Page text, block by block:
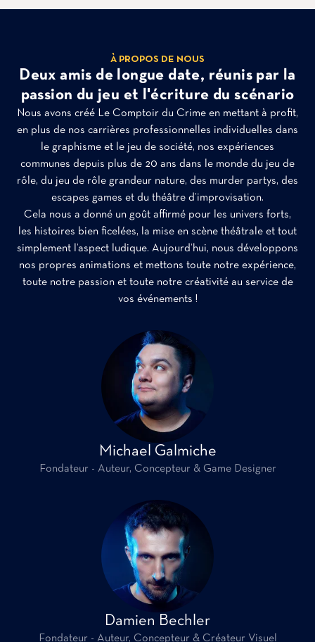
Deux amis de longue date, réunis par la
passion du jeu et l'écriture du scénario
À PROPOS DE NOUS
Nous avons créé Le Comptoir du Crime en mettant à profit,
en plus de nos carrières professionnelles individuelles dans
le graphisme et le jeu de société, nos expériences
communes depuis plus de 20 ans dans le monde du jeu de
rôle, du jeu de rôle grandeur nature, des murder partys, des
escapes games et du théâtre d’improvisation.
Cela nous a donné un goût affirmé pour les univers forts,
les histoires bien ficelées, la mise en scène théâtrale et tout
simplement l’aspect ludique. Aujourd’hui, nous développons
nos propres animations et mettons toute notre expérience,
toute notre passion et toute notre créativité au service de
vos événements !
Michael Galmiche
Fondateur - Auteur, Concepteur & Game Designer
Damien Bechler
Fondateur - Auteur, Concepteur & Créateur Visuel